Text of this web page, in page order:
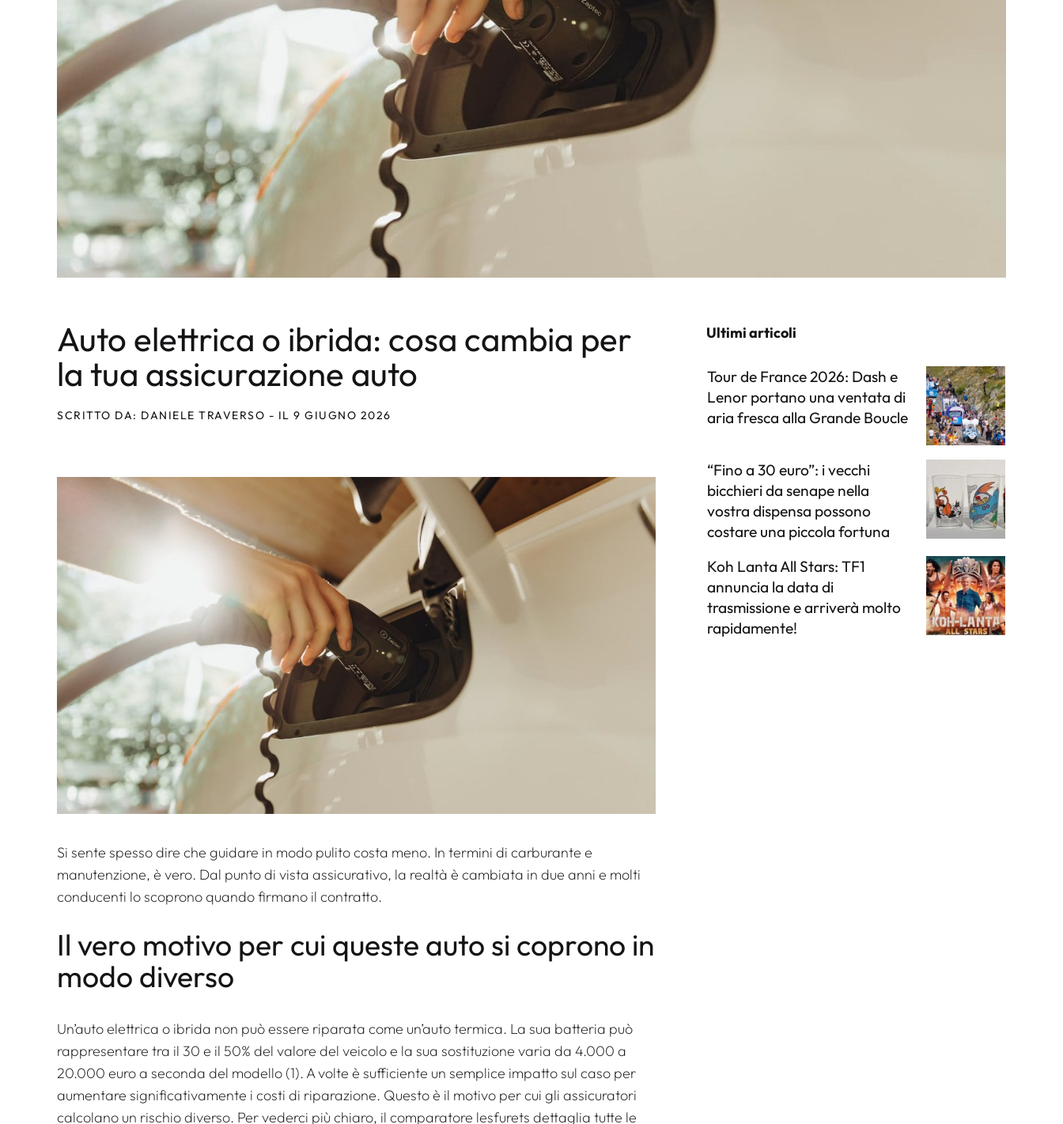
Auto elettrica o ibrida: cosa cambia per
la tua assicurazione auto
SCRITTO DA: DANIELE TRAVERSO - IL 9 GIUGNO 2026
Si sente spesso dire che guidare in modo pulito costa meno. In termini di carburante e
manutenzione, è vero. Dal punto di vista assicurativo, la realtà è cambiata in due anni e molti
conducenti lo scoprono quando firmano il contratto.
Il vero motivo per cui queste auto si coprono in
modo diverso
Un’auto elettrica o ibrida non può essere riparata come un’auto termica. La sua batteria può
rappresentare tra il 30 e il 50% del valore del veicolo e la sua sostituzione varia da 4.000 a
20.000 euro a seconda del modello (1). A volte è sufficiente un semplice impatto sul caso per
aumentare significativamente i costi di riparazione. Questo è il motivo per cui gli assicuratori
calcolano un rischio diverso. Per vederci più chiaro, il comparatore lesfurets dettaglia tutte le
Ultimi articoli
Tour de France 2026: Dash e
Lenor portano una ventata di
aria fresca alla Grande Boucle
“Fino a 30 euro”: i vecchi
bicchieri da senape nella
vostra dispensa possono
costare una piccola fortuna
Koh Lanta All Stars: TF1
annuncia la data di
trasmissione e arriverà molto
rapidamente!